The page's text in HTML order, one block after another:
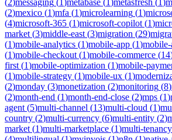
(2)mexico (1)mfa (1)microlearning (1)
(4)microsoft-365 (1)microsoft-copilot (1)
market (3)middle-east (3)migration (29)
(1)mobile-analytics (1)mobile-app (1)mobile-
(1)mobile-checkout (1)mobile-commerce (14
first (1)mobile-optimization (1)mobile-
(1)mobile-strategy (1)mobile-ux (1)
(2)monday (3)monetization (2)monitoring (8)
(2)month-end (1)month-end-close (2)mps (1)
agent (5)multi-channel (13)multi-cloud (1)
country (2)multi-currency (6)multi-entity (2)
market (1)multi-marketplace (1)multi-tenancy